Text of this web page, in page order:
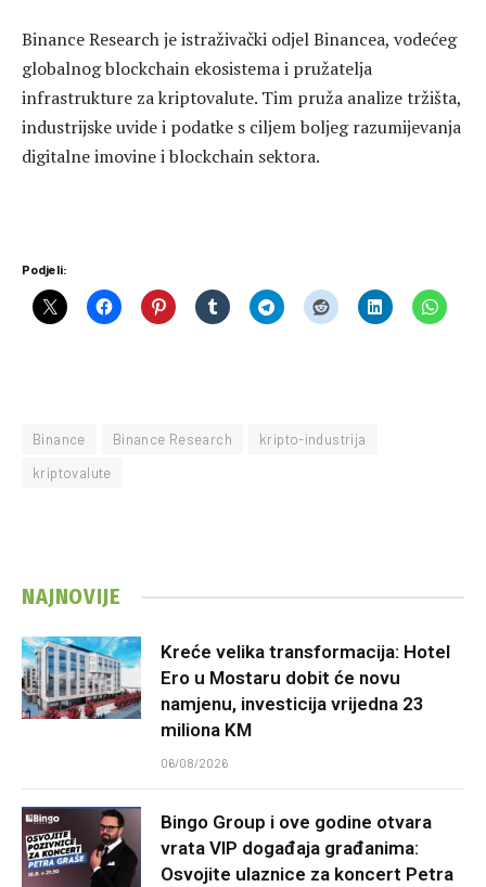
Binance Research je istraživački odjel Binancea, vodećeg
globalnog blockchain ekosistema i pružatelja
infrastrukture za kriptovalute. Tim pruža analize tržišta,
industrijske uvide i podatke s ciljem boljeg razumijevanja
digitalne imovine i blockchain sektora.
Podjeli:
Binance Binance Research
kripto-industrija
kriptovalute
NAJNOVIJE
Kreće velika transformacija: Hotel
Ero u Mostaru dobit će novu
namjenu, investicija vrijedna 23
miliona KM
06/08/2026
Bingo Group i ove godine otvara
vrata VIP događaja građanima:
Osvojite ulaznice za koncert Petra